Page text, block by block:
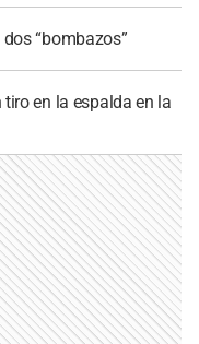
“bombazos”
en la espalda en la